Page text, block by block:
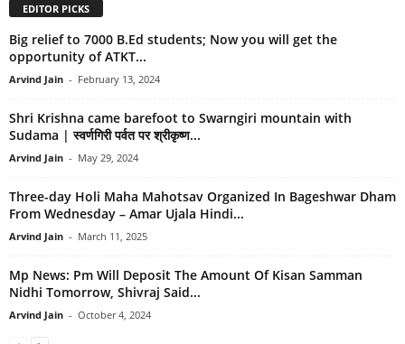
EDITOR PICKS
Big relief to 7000 B.Ed students; Now you will get the
opportunity of ATKT...
Arvind Jain - February 13, 2024
Shri Krishna came barefoot to Swarngiri mountain with
Sudama | स्वर्णगिरी पर्वत पर श्रीकृष्ण...
Arvind Jain - May 29, 2024
Three-day Holi Maha Mahotsav Organized In Bageshwar Dham
From Wednesday – Amar Ujala Hindi...
Arvind Jain - March 11, 2025
Mp News: Pm Will Deposit The Amount Of Kisan Samman
Nidhi Tomorrow, Shivraj Said...
Arvind Jain - October 4, 2024